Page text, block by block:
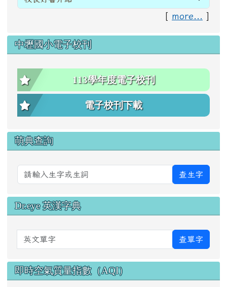
[ more... ]
中壢國小電子校刊
113學年度電子校刊
電子校刊下載
萌典查詢
查生字
Dr.eye 英漢字典
英文單字 查單字
即時空氣質量指數（AQI）